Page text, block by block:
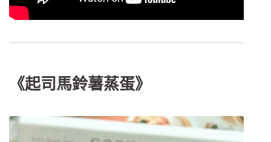
《起司馬鈴薯蒸蛋》